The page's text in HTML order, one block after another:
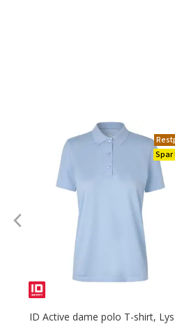
Spar
ID Active dame polo T-shirt,